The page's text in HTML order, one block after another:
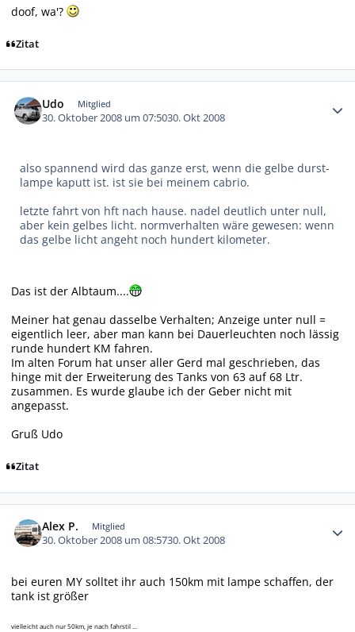
doof, wa'?
Zitat
Udo Mitglied
30. Oktober 2008 um 07:5030. Okt 2008
also spannend wird das ganze erst, wenn die gelbe durst-
lampe kaputt ist. ist sie bei meinem cabrio.
letzte fahrt von hft nach hause. nadel deutlich unter null,
aber kein gelbes licht. normverhalten wäre gewesen: wenn
das gelbe licht angeht noch hundert kilometer.
Das ist der Albtaum....
Meiner hat genau dasselbe Verhalten; Anzeige unter null =
eigentlich leer, aber man kann bei Dauerleuchten noch lässig
runde hundert KM fahren.
Im alten Forum hat unser aller Gerd mal geschrieben, das
hinge mit der Erweiterung des Tanks von 63 auf 68 Ltr.
zusammen. Es wurde glaube ich der Geber nicht mit
angepasst.
Gruß Udo
Zitat
Alex P. Mitglied
30. Oktober 2008 um 08:5730. Okt 2008
bei euren MY solltet ihr auch 150km mit lampe schaffen, der
tank ist größer
vielleicht auch nur 50km, je nach fahrstil ...